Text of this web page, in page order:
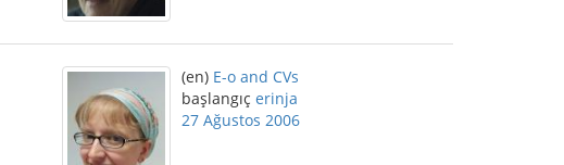
(en) E-o and CVs
başlangıç erinja
27 Ağustos 2006